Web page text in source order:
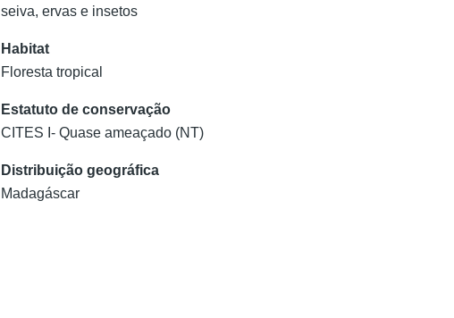
seiva, ervas e insetos
Habitat
Floresta tropical
Estatuto de conservação
CITES I- Quase ameaçado (NT)
Distribuição geográfica
Madagáscar